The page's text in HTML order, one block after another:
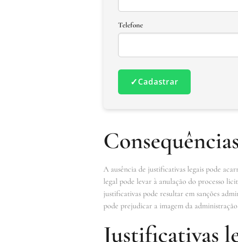
Telefone
✓Cadastrar
A ausência de justificativas legais pode
legal pode levar à anulação do processo
justificativas pode resultar em sanções
pode prejudicar a imagem da
Justificativas